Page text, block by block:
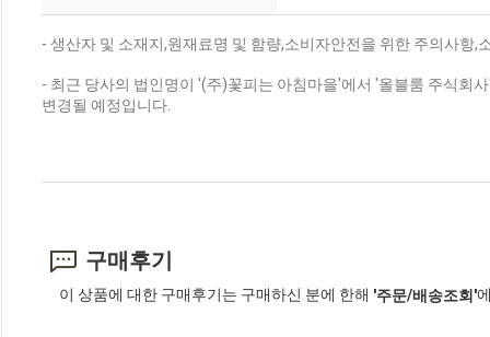
- 생산자 및 소재지,원재료명 및 함량,소비자안전을 위한 주의사항
- 최근 당사의 법인명이 '(주)꽃피는 아침마을'에서 '올블룸 주식회
변경될 예정입니다.
구매후기
이 상품에 대한 구매후기는 구매하신 분에 한해 '주문/배송조회'